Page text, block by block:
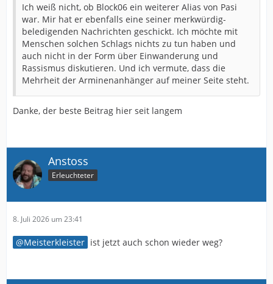
Ich weiß nicht, ob Block06 ein weiterer Alias von Pasi
war. Mir hat er ebenfalls eine seiner merkwürdig-
beledigenden Nachrichten geschickt. Ich möchte mit
Menschen solchen Schlags nichts zu tun haben und
auch nicht in der Form über Einwanderung und
Rassismus diskutieren. Und ich vermute, dass die
Mehrheit der Arminenanhänger auf meiner Seite steht.
Danke, der beste Beitrag hier seit langem
Anstoss
Erleuchteter
8. Juli 2026 um 23:41
Meisterkleister ist jetzt auch schon wieder weg?